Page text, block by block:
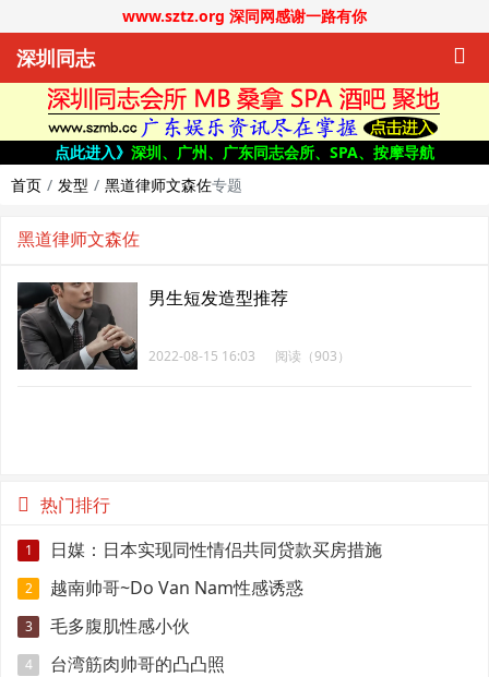
www.sztz.org 深同网感谢一路有你
深圳同志
点此进入》 深圳、广州、广东同志会所、SPA、按摩导航
首页
发型 黑道律师文森佐专题
黑道律师文森佐
男生短发造型推荐
2022-08-15 16:03 阅读（903）
热门排行
1 日媒：日本实现同性情侣共同贷款买房措施
2 越南帅哥~Do Van Nam性感诱惑
3 毛多腹肌性感小伙
4 台湾筋肉帅哥的凸凸照